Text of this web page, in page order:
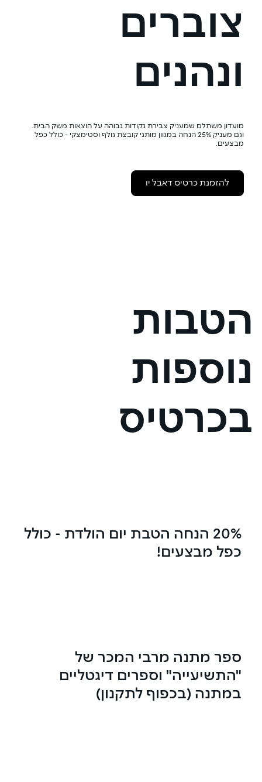
צוברים
ונהנים
מועדון משתלם שמעניק צבירת נקודות גבוהה על הוצאות משק הבית.
וגם מעניק 25% הנחה במגוון מותגי קובצת גולף וסטימצקי - כולל כפל
מבצעים.
להזמנת כרטיס דאבל יו
הטבות
נוספות
בכרטיס
20% הנחה הטבת יום הולדת - כולל
כפל מבצעים!
ספר מתנה מרבי המכר של
"התשיעייה" וספרים דיגטליים
במתנה (בכפוף לתקנון)